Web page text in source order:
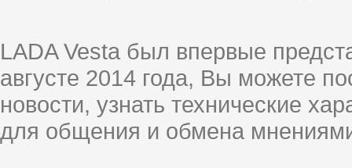
LADA Vesta был впервые
августе 2014 года, Вы можете
новости, узнать технические
для общения и обмена